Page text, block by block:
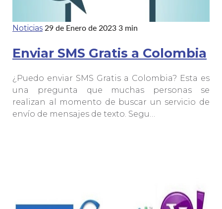
Noticias 29 de Enero de 2023 3 min
Enviar SMS Gratis a Colombia
¿Puedo enviar SMS Gratis a Colombia? Esta es
una pregunta que muchas personas se
realizan al momento de buscar un servicio de
envío de mensajes de texto. Segu…